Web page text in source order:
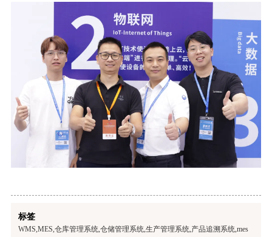
标签
WMS,MES,仓库管理系统,仓储管理系统,生产管理系统,产品追溯系统,mes